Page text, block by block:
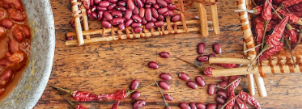
BOLO DE AMORAS